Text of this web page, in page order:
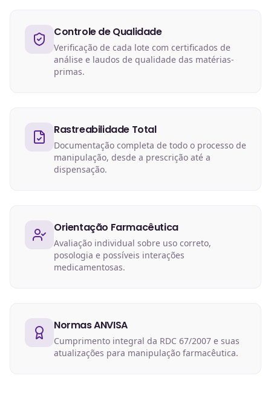
Controle de Qualidade
Verificação de cada lote com certificados de
análise e laudos de qualidade das matérias-
primas.
Rastreabilidade Total
Documentação completa de todo o processo de
manipulação, desde a prescrição até a
dispensação.
Orientação Farmacêutica
Avaliação individual sobre uso correto,
posologia e possíveis interações
medicamentosas.
Normas ANVISA
Cumprimento integral da RDC 67/2007 e suas
atualizações para manipulação farmacêutica.